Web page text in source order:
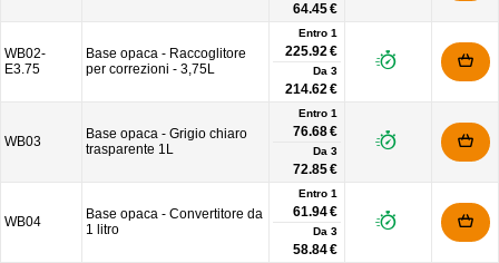
64.45 €
WB02-
E3.75
Base opaca - Raccoglitore
per correzioni - 3,75L
Entro 1
225.92 €
Da 3
214.62 €
WB03
Base opaca - Grigio chiaro
trasparente 1L
Entro 1
76.68 €
Da 3
72.85 €
WB04
Base opaca - Convertitore da
1 litro
Entro 1
61.94 €
Da 3
58.84 €